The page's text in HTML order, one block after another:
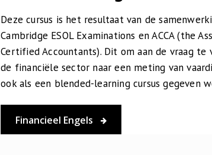
Deze cursus is het resultaat van de
Cambridge ESOL Examinations en ACCA (the
Certified Accountants). Dit om aan de vraag te
de financiële sector naar een meting van
ook als een blended-learning cursus gegeven
Financieel Engels